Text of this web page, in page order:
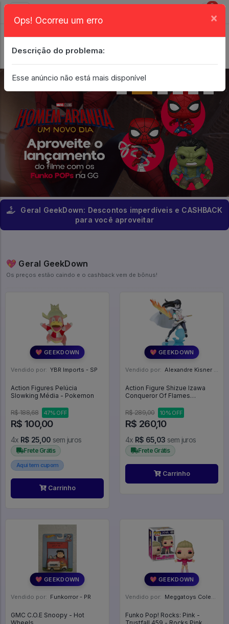
0
Geral GeekDown: Descontos imperdíveis e CASHBACK
para você aproveitar
💖 Geral GeekDown
Os preços estão caindo e o cashback vem de bônus!
💖 GEEKDOWN
Vendido por: YBR Imports - SP
Action Figures Pelúcia
Slowking Média - Pokemon
R$ 188,68 47% OFF
R$ 100,00
4x R$ 25,00 sem juros
Frete Grátis
Aqui tem cupom
Carrinho
💖 GEEKDOWN
Vendido por: Alexandre Kisner - PR
Action Figure Shizue Izawa
Conqueror Of Flames
Datta Ken Bandai - THAT TIME
I GOT REINCARNATED AS A
SLIME
R$ 289,00 10% OFF
R$ 260,10
4x R$ 65,03 sem juros
Frete Grátis
Carrinho
💖 GEEKDOWN
Vendido por: Funkorror - PR
GMC C.O.E Snoopy - Hot
💖 GEEKDOWN
Vendido por: Meggatoys Colecionáveis - SP
Funko Pop! Rocks: Pink -
Ops! Ocorreu um erro ×
Descrição do problema:
Esse anúncio não está mais disponível